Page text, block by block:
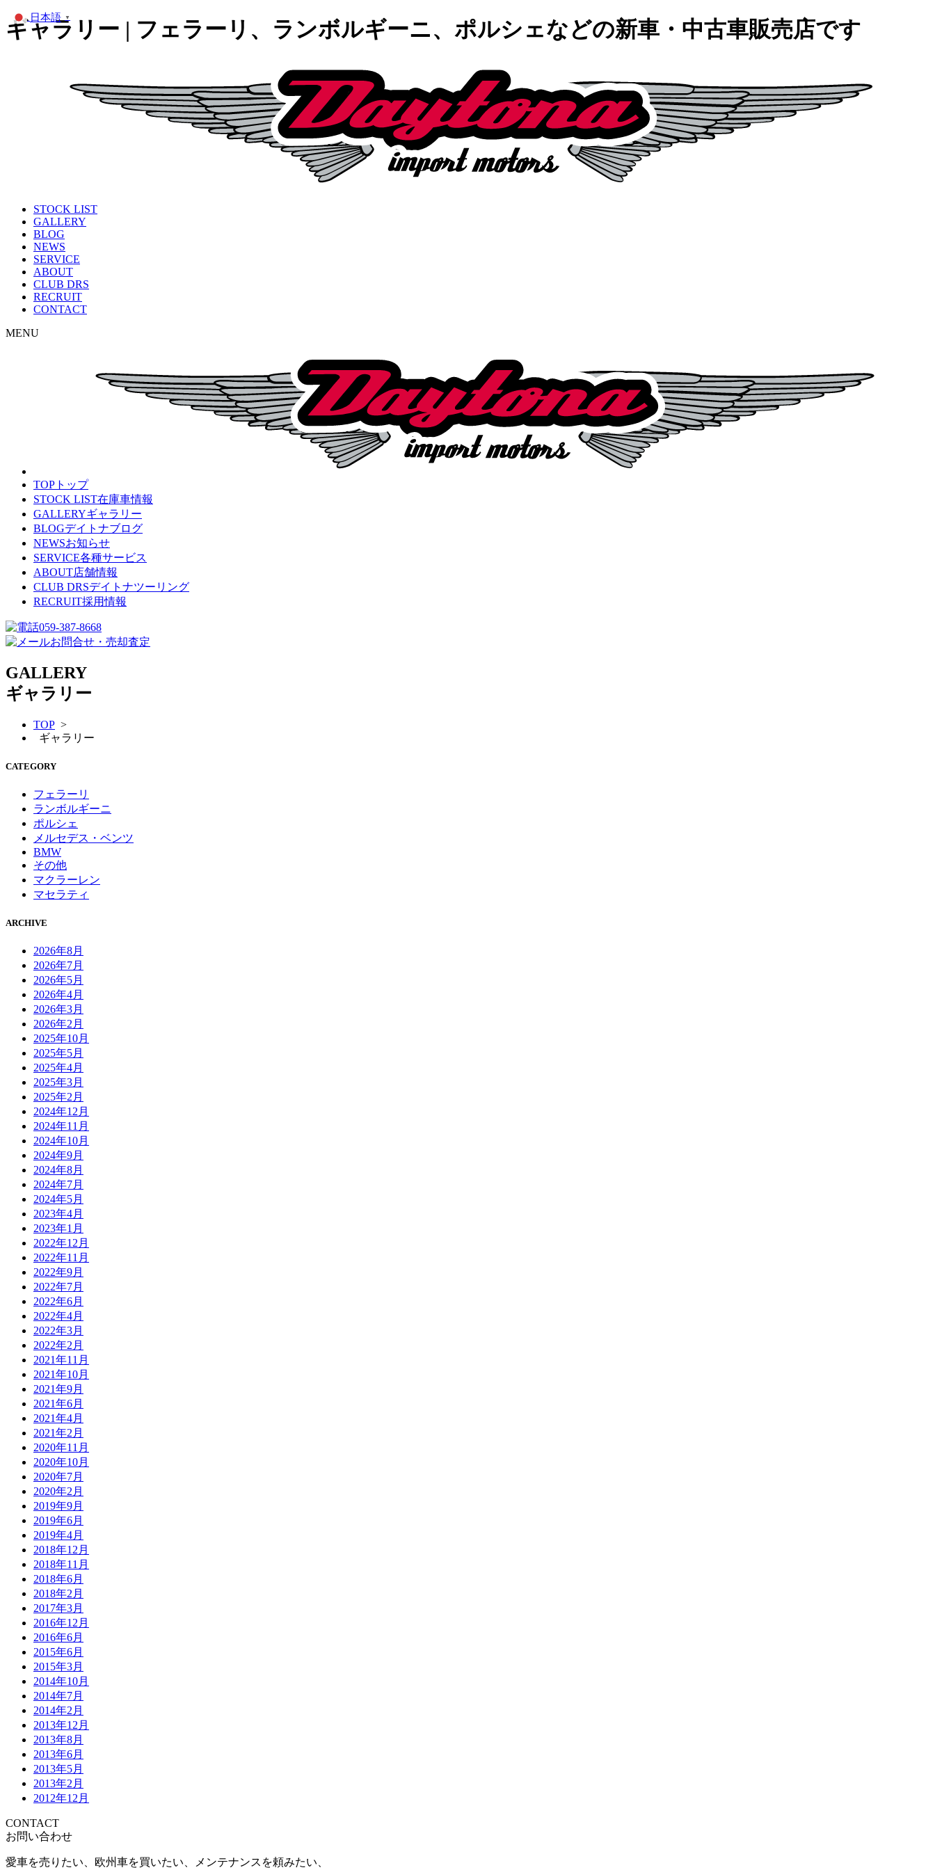
ギャラリー | フェラーリ、ランボルギーニ、ポルシェなどの新車・中古車販売店です
STOCK LIST
GALLERY
BLOG
NEWS
SERVICE
ABOUT
CLUB DRS
RECRUIT
CONTACT
MENU
TOP トップ
STOCK LIST在庫車情報
GALLERYギャラリー
BLOGデイトナブログ
NEWSお知らせ
SERVICE各種サービス
ABOUT店舗情報
CLUB DRSデイトナツーリング
RECRUIT採用情報
059-387-8668
お問合せ・売却査定
GALLERY
ギャラリー
TOP >
ギャラリー
CATEGORY
フェラーリ
ランボルギーニ
ポルシェ
メルセデス・ベンツ
BMW
その他
マクラーレン
マセラティ
ARCHIVE
2026年8月
2026年7月
2026年5月
2026年4月
2026年3月
2026年2月
2025年10月
2025年5月
2025年4月
2025年3月
2025年2月
2024年12月
2024年11月
2024年10月
2024年9月
2024年8月
2024年7月
2024年5月
2023年4月
2023年1月
2022年12月
2022年11月
2022年9月
2022年7月
2022年6月
2022年4月
2022年3月
2022年2月
2021年11月
2021年10月
2021年9月
2021年6月
2021年4月
2021年2月
2020年11月
2020年10月
2020年7月
2020年2月
2019年9月
2019年6月
2019年4月
2018年12月
2018年11月
2018年6月
2018年2月
2017年3月
2016年12月
2016年6月
2015年6月
2015年3月
2014年10月
2014年7月
2014年2月
2013年12月
2013年8月
2013年6月
2013年5月
2013年2月
2012年12月
CONTACT
お問い合わせ
愛車を売りたい、欧州車を買いたい、メンテナンスを頼みたい、
日本語 ▼